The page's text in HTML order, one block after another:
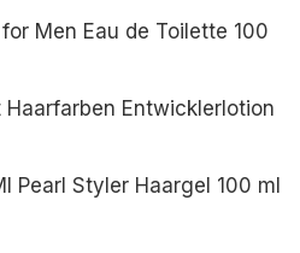
Men Eau de Toilette 100
Entwicklerlotion
Pearl Styler Haargel 100 ml